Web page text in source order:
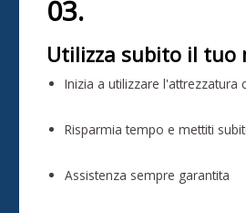
03.
Utilizza subito il tuo
Inizia a utilizzare l'attrezzatura
Risparmia tempo e mettiti
Assistenza sempre garantita